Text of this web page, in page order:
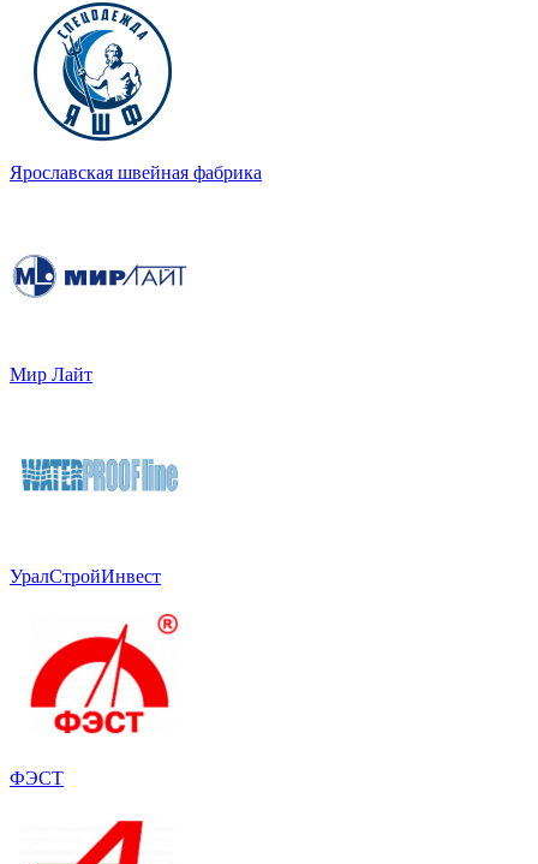
Ярославская швейная фабрика
Мир Лайт
УралСтройИнвест
ФЭСТ